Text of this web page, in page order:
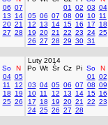
06 07
13
14
20 21
27 28
01
02 03 04
05 06 07 08 09 10 11
12
13 14 15 16 17
18
19 20 21 22 23 24 25
26 27 28 29 30 31
So
N
04 05
11
12
18
19
25 26
Luty 2014
Po Wt Śr Cz Pi So
N
01
02
03 04 05 06 07 08 09
10 11 12 13 14 15 16
17
18 19 20 21 22 23
24 25 26 27 28